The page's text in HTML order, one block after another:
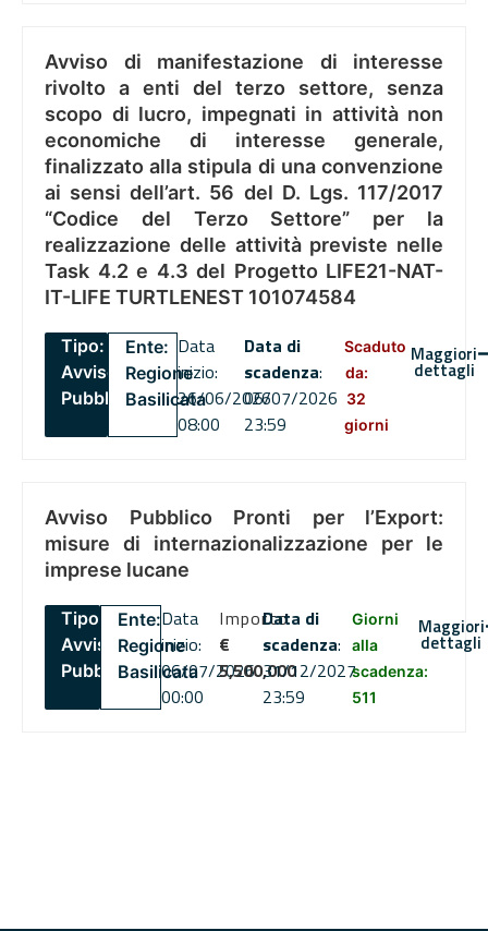
Avviso di manifestazione di interesse
rivolto a enti del terzo settore, senza
scopo di lucro, impegnati in attività non
economiche di interesse generale,
finalizzato alla stipula di una convenzione
ai sensi dell’art. 56 del D. Lgs. 117/2017
“Codice del Terzo Settore” per la
realizzazione delle attività previste nelle
Task 4.2 e 4.3 del Progetto LIFE21-NAT-
IT-LIFE TURTLENEST 101074584
Tipo:
Avviso
Pubblico
Ente:
Regione
Basilicata
Data
inizio:
26/06/2026
08:00
Data di
scadenza:
06/07/2026
23:59
Scaduto
da:
32
giorni
Maggiori
dettagli
Avviso Pubblico Pronti per l’Export:
misure di internazionalizzazione per le
imprese lucane
Tipo:
Avviso
Pubblico
Ente:
Regione
Basilicata
Data
inizio:
06/07/2026
00:00
Importo
€
5,500,000
Data di
scadenza:
31/12/2027
23:59
Giorni
alla
scadenza:
511
Maggiori
dettagli